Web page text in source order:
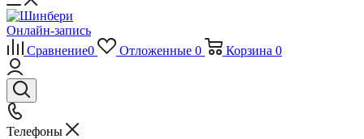
Онлайн-запись
Сравнение0 Отложенные 0 Корзина 0
Телефоны